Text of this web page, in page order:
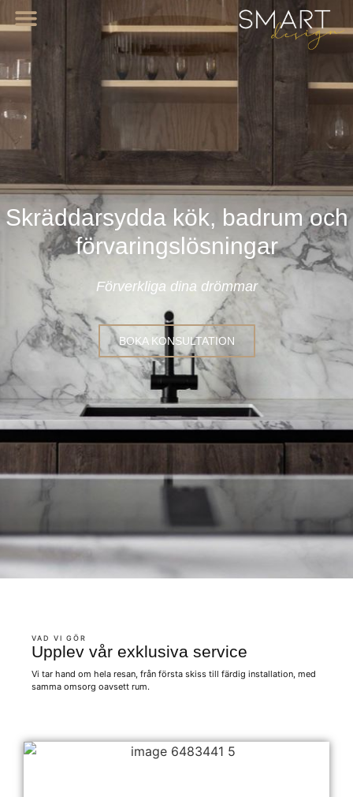
Skräddarsydda kök, badrum och
förvaringslösningar
Förverkliga dina drömmar
BOKA KONSULTATION
VAD VI GÖR
Upplev vår exklusiva service
Vi tar hand om hela resan, från första skiss till färdig installation, med
samma omsorg oavsett rum.